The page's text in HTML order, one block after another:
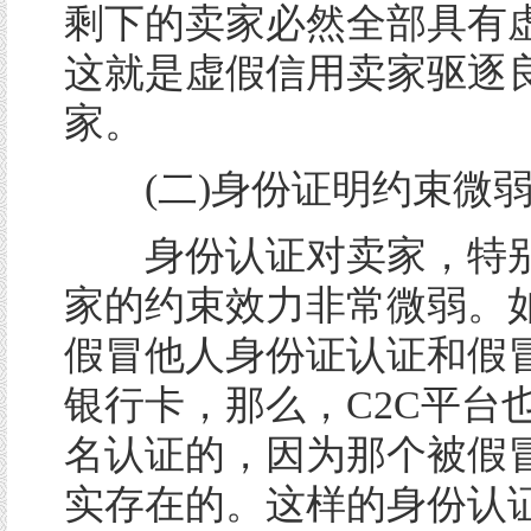
剩下的卖家必然全部具有
这就是虚假信用卖家驱逐
家。
(二)身份证明约束微
身份认证对卖家，特
家的约束效力非常微弱。
假冒他人身份证认证和假
银行卡，那么，C2C平台
名认证的，因为那个被假
实存在的。这样的身份认